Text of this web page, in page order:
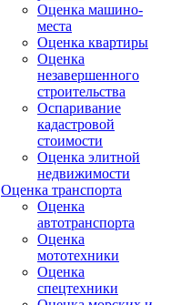
Оценка машино-
места
Оценка квартиры
Оценка
незавершенного
строительства
Оспаривание
кадастровой
стоимости
Оценка элитной
недвижимости
Оценка транспорта
Оценка
автотранспорта
Оценка
мототехники
Оценка
спецтехники